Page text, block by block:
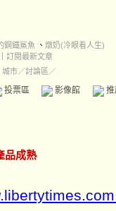
鋼鐵鯊魚 、 燉奶(冷眼看人生)
訂閱最新文章
城市／討論區／
投票區 影像館
品成熟